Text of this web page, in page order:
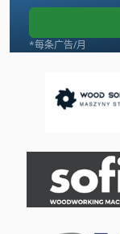
木 车床
木工车床
机械车床
模具 车床
盘面
*每条广告/月